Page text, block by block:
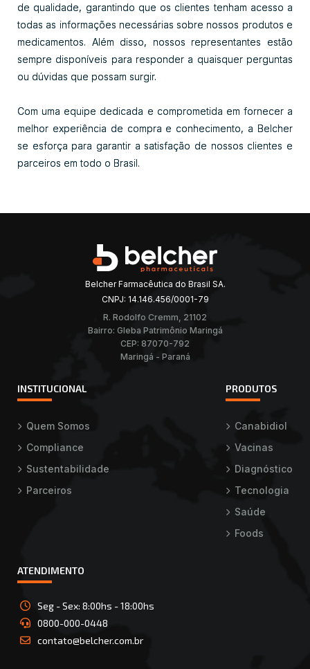
de qualidade, garantindo que os clientes tenham acesso a
todas as informações necessárias sobre nossos produtos e
medicamentos. Além disso, nossos representantes estão
sempre disponíveis para responder a quaisquer perguntas
ou dúvidas que possam surgir.
Com uma equipe dedicada e comprometida em fornecer a
melhor experiência de compra e conhecimento, a Belcher
se esforça para garantir a satisfação de nossos clientes e
parceiros em todo o Brasil.
Belcher Farmacêutica do Brasil SA.
CNPJ: 14.146.456/0001-79
R. Rodolfo Cremm, 21102
Bairro: Gleba Patrimônio Maringá
CEP: 87070-792
Maringá - Paraná
INSTITUCIONAL
Quem Somos
Compliance
Sustentabilidade
Parceiros
PRODUTOS
Canabidiol
Vacinas
Diagnóstico
Tecnologia
Saúde
Foods
ATENDIMENTO
Seg - Sex: 8:00hs - 18:00hs
0800-000-0448
contato@belcher.com.br